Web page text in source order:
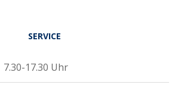
SERVICE
7.30-17.30 Uhr